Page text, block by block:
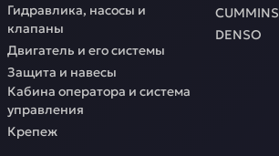
Гидравлика, насосы и
клапаны
Двигатель и его системы
Защита и навесы
Кабина оператора и система
управления
Крепеж
CUMMINS
DENSO